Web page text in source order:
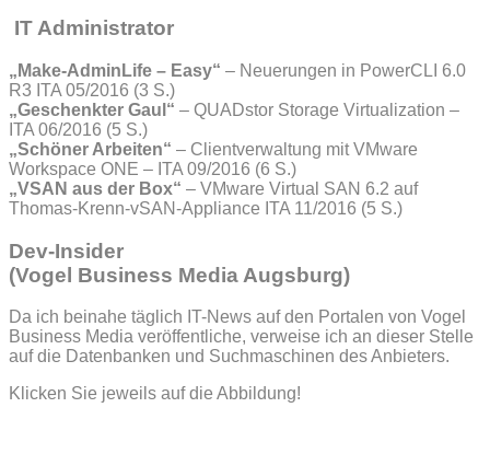
IT Administrator
„Make-AdminLife – Easy“ – Neuerungen in PowerCLI 6.0
R3 ITA 05/2016 (3 S.)
„Geschenkter Gaul“ – QUADstor Storage Virtualization –
ITA 06/2016 (5 S.)
„Schöner Arbeiten“ – Clientverwaltung mit VMware
Workspace ONE – ITA 09/2016 (6 S.)
„VSAN aus der Box“ – VMware Virtual SAN 6.2 auf
Thomas-Krenn-vSAN-Appliance ITA 11/2016 (5 S.)
Dev-Insider
(Vogel Business Media Augsburg)
Da ich beinahe täglich IT-News auf den Portalen von Vogel
Business Media veröffentliche, verweise ich an dieser Stelle
auf die Datenbanken und Suchmaschinen des Anbieters.
Klicken Sie jeweils auf die Abbildung!